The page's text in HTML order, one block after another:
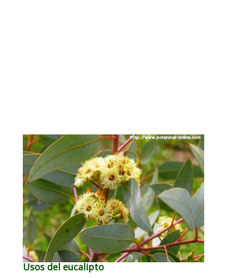
Usos del eucalipto